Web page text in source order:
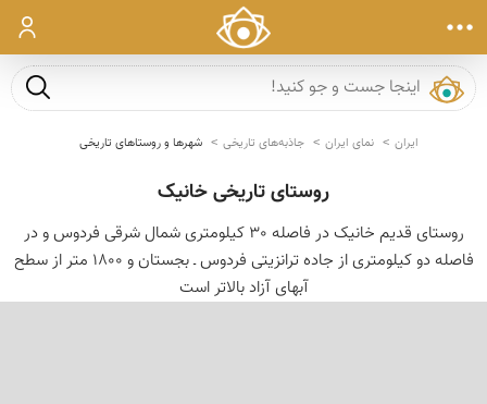
ورود
جست و
ایران نمای ایران جاذبه‌های تاریخی شهرها و روستاهای تاریخی
روستای تاریخی خانیک
روستای قدیم خانیک در فاصله 30 كیلومتری شمال شرقی فردوس و در
فاصله دو کیلومتری از جاده ترانزیتی فردوس ـ بجستان و 1800 متر از سطح
آبهای آزاد بالاتر است